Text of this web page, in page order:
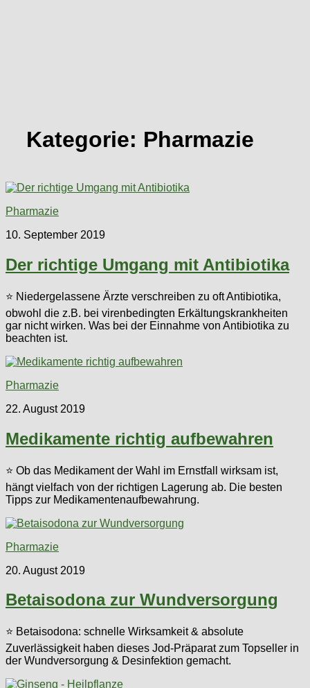
Kategorie: Pharmazie
Pharmazie
10. September 2019
Der richtige Umgang mit Antibiotika
⭐ Niedergelassene Ärzte verschreiben zu oft Antibiotika,
obwohl die z.B. bei virenbedingten Erkältungskrankheiten
gar nicht wirken. Was bei der Einnahme von Antibiotika zu
beachten ist.
Pharmazie
22. August 2019
Medikamente richtig aufbewahren
⭐ Ob das Medikament der Wahl im Ernstfall wirksam ist,
hängt vielfach von der richtigen Lagerung ab. Die besten
Tipps zur Medikamentenaufbewahrung.
Pharmazie
20. August 2019
Betaisodona zur Wundversorgung
⭐ Betaisodona: schnelle Wirksamkeit & absolute
Zuverlässigkeit haben dieses Jod-Präparat zum Topseller in
der Wundversorgung & Desinfektion gemacht.